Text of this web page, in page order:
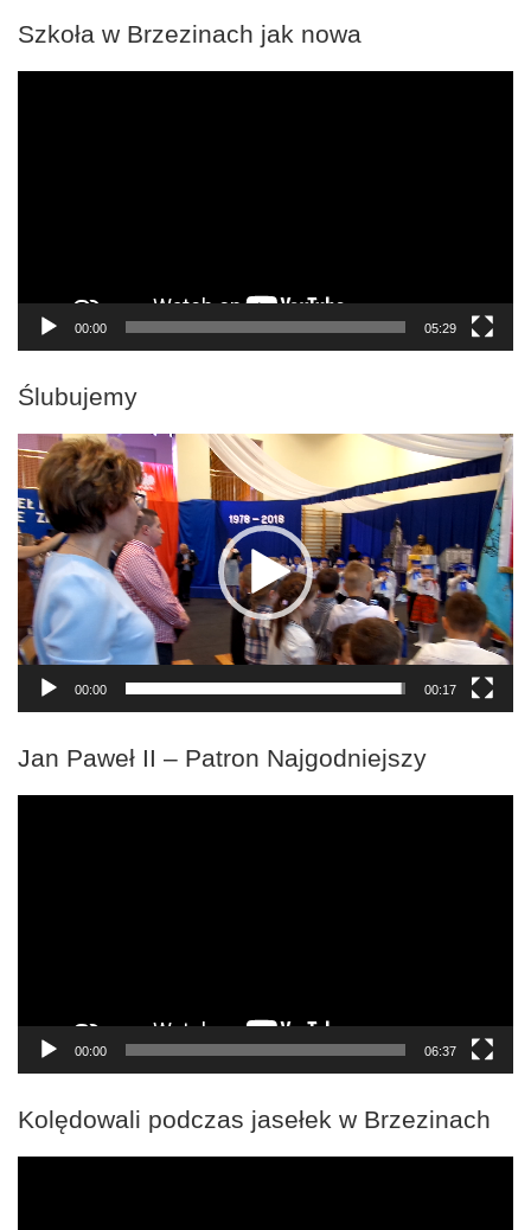
Szkoła w Brzezinach jak nowa
00:00 05:29
Ślubujemy
Odtwarzacz
video
00:00 00:17
Jan Paweł II – Patron Najgodniejszy
00:00 06:37
Kolędowali podczas jasełek w Brzezinach